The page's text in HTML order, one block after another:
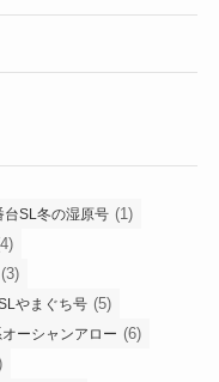
台SL冬の湿原号 (1)
(3)
やまぐち号 (5)
ーシャンアロー (6)